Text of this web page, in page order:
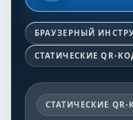
БРАУЗЕРНЫЙ
СТАТИЧЕСКИЕ QR-
СТАТИЧЕСКИЕ